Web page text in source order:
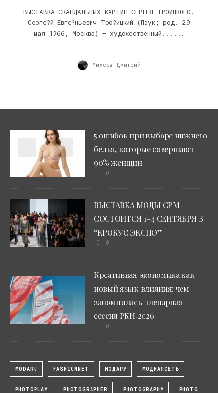
ВЫСТАВКА СКАНДАЛЬНЫХ КАРТИН СЕРГЕЯ ТРОИЦКОГО.
Серге?й Евге?ньевич Тро?ицкий (Паук; род. 29
мая 1966, Москва) — художественный......
Михеев Дмитрий
5 ошибок при выборе нижнего
белья, которые совершают
90% женщин
0
ВЫСТАВКА МОДЫ CPM
СОСТОИТСЯ 1–4 СЕНТЯБРЯ В
“КРОКУС ЭКСПО”
0
Креативная экономика как
новый язык влияния: чем
запомнилась пленарная
сессия РКН‑2026
0
MODARU FASHIONNET МОДАРУ МОДНАЯСЕТЬ
PHOTOPLAY PHOTOGRAPHER PHOTOGRAPHY PHOTO